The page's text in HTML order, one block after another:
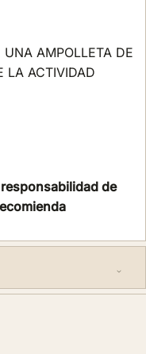
AMPOLLETA DE
LA ACTIVIDAD
de